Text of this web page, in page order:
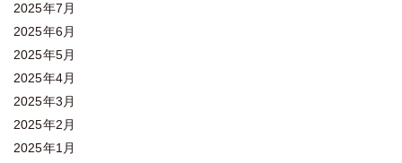
2025年7月
2025年6月
2025年5月
2025年4月
2025年3月
2025年2月
2025年1月